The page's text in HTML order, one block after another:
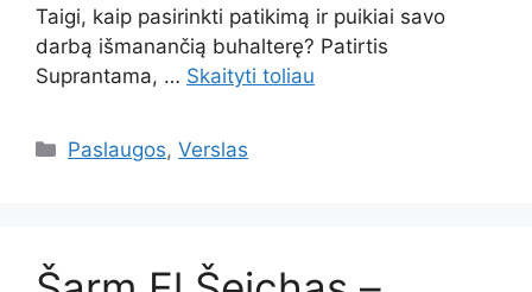
Taigi, kaip pasirinkti patikimą ir puikiai savo
darbą išmanančią buhalterę? Patirtis
Suprantama, … Skaityti toliau
Kategorijos
Paslaugos,Verslas